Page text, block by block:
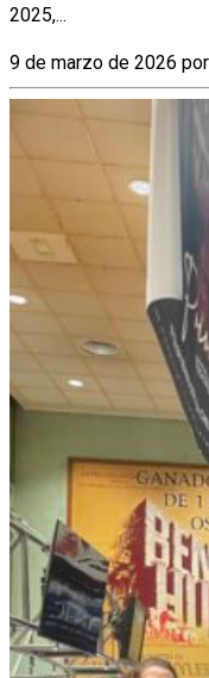
2025,...
9 de marzo de 2026 por